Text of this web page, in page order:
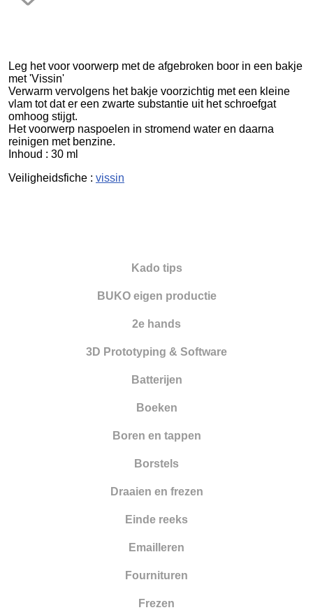
Gieten
Graveren en zetten
Hamers
Hangmotoren en toebehoren
Klemsystemen
Oppervlakte behandeling
Reinigen en drogen
Kado tips
BUKO eigen productie
2e hands
3D Prototyping & Software
Batterijen
Boeken
Boren en tappen
Borstels
Draaien en frezen
Einde reeks
Emailleren
Fournituren
Frezen
Leg het voor voorwerp met de afgebroken boor in een bakje
met 'Vissin'
Verwarm vervolgens het bakje voorzichtig met een kleine
vlam tot dat er een zwarte substantie uit het schroefgat
omhoog stijgt.
Het voorwerp naspoelen in stromend water en daarna
reinigen met benzine.
Inhoud : 30 ml
Veiligheidsfiche : vissin